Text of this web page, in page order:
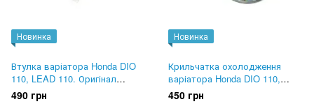
Новинка
Втулка варіатора Honda DIO
110, LEAD 110. Оригінал
22105-GFM-900
490 грн
Новинка
Крильчатка охолодження
варіатора Honda DIO 110,
LEAD 110. Оригінал 22113-
GFM-970
450 грн